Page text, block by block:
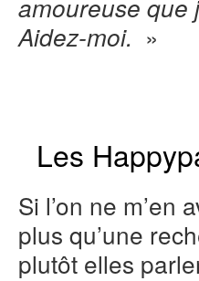
amoureuse que
Aidez-moi. »
Les
Si l’on ne m’en
plus qu’une
plutôt elles